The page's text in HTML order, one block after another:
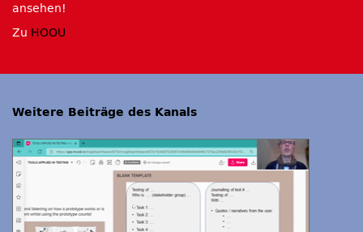
ansehen!
Zu HOOU
Weitere Beiträge des Kanals